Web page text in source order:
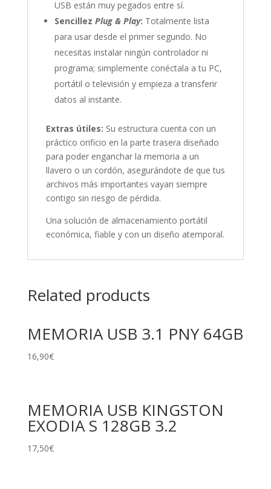
USB están muy pegados entre sí.
Sencillez Plug & Play: Totalmente lista
para usar desde el primer segundo. No
necesitas instalar ningún controlador ni
programa; simplemente conéctala a tu PC,
portátil o televisión y empieza a transferir
datos al instante.
Extras útiles: Su estructura cuenta con un
práctico orificio en la parte trasera diseñado
para poder enganchar la memoria a un
llavero o un cordón, asegurándote de que tus
archivos más importantes vayan siempre
contigo sin riesgo de pérdida.
Una solución de almacenamiento portátil
económica, fiable y con un diseño atemporal.
Related products
MEMORIA USB 3.1 PNY 64GB
16,90€
MEMORIA USB KINGSTON
EXODIA S 128GB 3.2
17,50€